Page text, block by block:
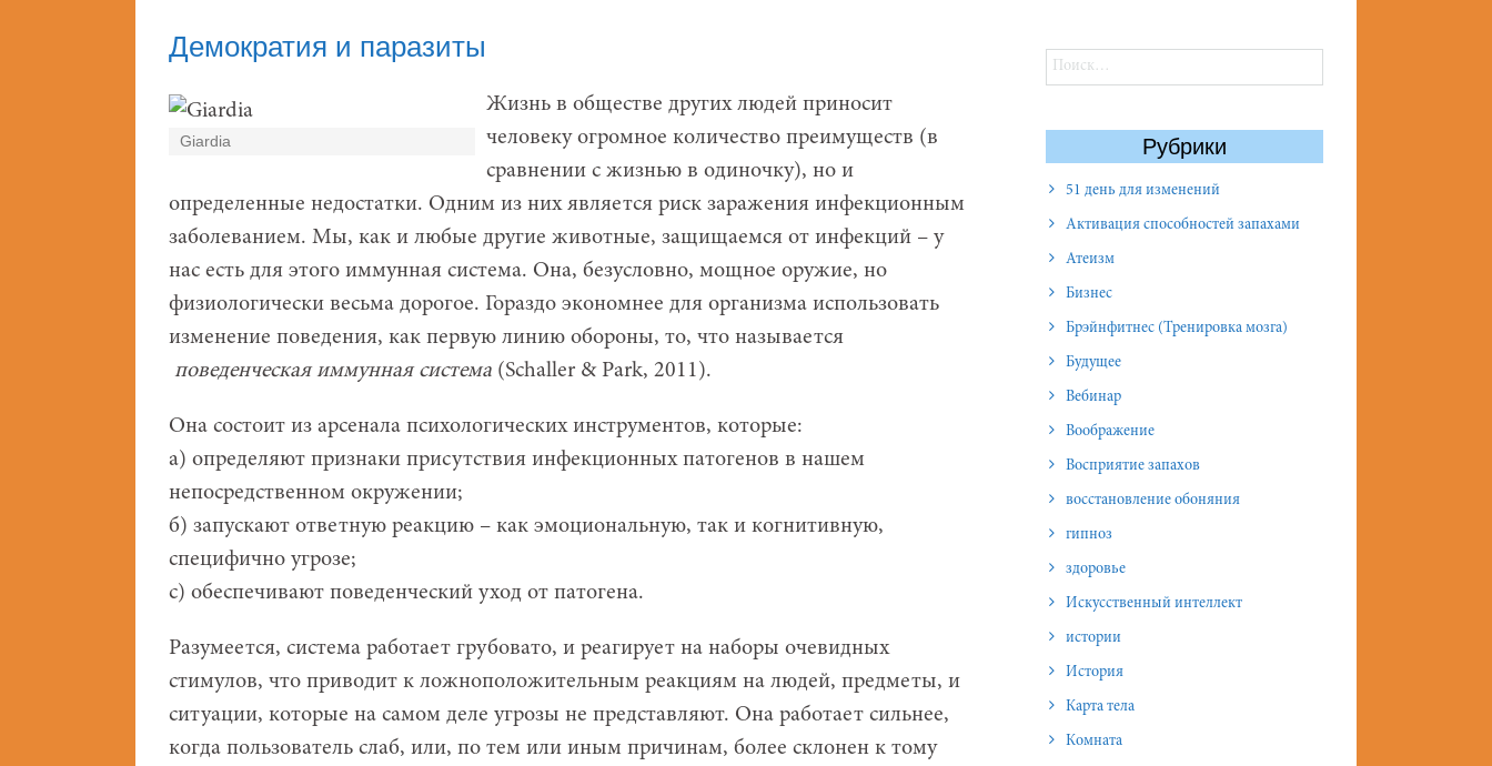
Демократия и паразиты
Giardia
Жизнь в обществе других людей приносит
человеку огромное количество преимуществ (в
сравнении с жизнью в одиночку), но и
определенные недостатки. Одним из них является риск заражения инфекционным
заболеванием. Мы, как и любые другие животные, защищаемся от инфекций – у
нас есть для этого иммунная система. Она, безусловно, мощное оружие, но
физиологически весьма дорогое. Гораздо экономнее для организма использовать
изменение поведения, как первую линию обороны, то, что называется
поведенческая иммунная система (Schaller & Park, 2011).
Она состоит из арсенала психологических инструментов, которые:
а) определяют признаки присутствия инфекционных патогенов в нашем
непосредственном окружении;
б) запускают ответную реакцию – как эмоциональную, так и когнитивную,
специфично угрозе;
с) обеспечивают поведенческий уход от патогена.
Разумеется, система работает грубовато, и реагирует на наборы очевидных
стимулов, что приводит к ложноположительным реакциям на людей, предметы, и
ситуации, которые на самом деле угрозы не представляют. Она работает сильнее,
когда пользователь слаб, или, по тем или иным причинам, более склонен к тому
Найти:
Рубрики
51 день для изменений
Активация способностей запахами
Атеизм
Бизнес
Брэйнфитнес (Тренировка мозга)
Будущее
Вебинар
Воображение
Восприятие запахов
восстановление обоняния
гипноз
здоровье
Искусственный интеллект
истории
История
Карта тела
Комната